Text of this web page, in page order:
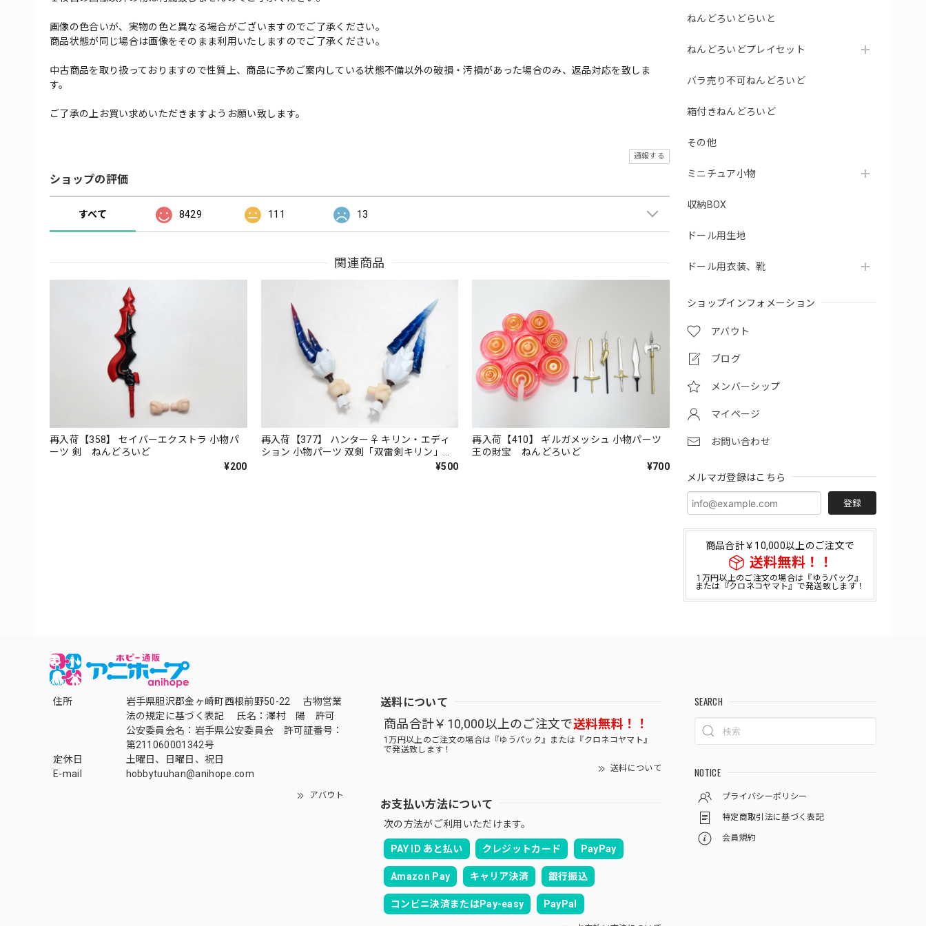
ねんどろいどらいと
ねんどろいどプレイセット
バラ売り不可ねんどろいど
箱付きねんどろいど
その他
ミニチュア小物
収納BOX
ドール用生地
ドール用衣装、靴
ショップインフォメーション
アバウト
ブログ
メンバーシップ
マイページ
お問い合わせ
メルマガ登録はこちら
登録
商品合計￥10,000以上のご注文で
送料無料！！
1万円以上のご注文の場合は『ゆうパック』
または『クロネコヤマト』で発送致します！
画像の色合いが、実物の色と異なる場合がございますのでご了承ください。
商品状態が同じ場合は画像をそのまま利用いたしますのでご了承ください。
中古商品を取り扱っておりますので性質上、商品に予めご案内している状態不備以外の破損・汚損があった場合のみ、返品対応を致しま
す。
ご了承の上お買い求めいただきますようお願い致します。
通報する
ショップの評価
すべて 8429 111 13
関連商品
再入荷【358】 セイバーエクストラ 小物パ
ーツ 剣 ねんどろいど
¥200
再入荷【377】 ハンター♀ キリン・エディ
ション 小物パーツ 双剣「双雷剣キリン」
¥500
再入荷【410】 ギルガメッシュ 小物パーツ
王の財宝 ねんどろいど
¥700
住所
岩手県胆沢郡金ヶ崎町西根前野50-22 古物営業
法の規定に基づく表記 氏名：澤村 陽 許可
公安委員会名：岩手県公安委員会 許可証番号：
第211060001342号
定休日
土曜日、日曜日、祝日
E-mail
hobbytuuhan@anihope.com
アバウト
送料について
商品合計￥10,000以上のご注文で送料無料！！
1万円以上のご注文の場合は『ゆうパック』または『クロネコヤマト』
で発送致します！
送料について
お支払い方法について
次の方法がご利用いただけます。
PAY ID あと払い クレジットカード PayPay
Amazon Pay キャリア決済 銀行振込
コンビニ決済またはPay-easy PayPal
SEARCH
NOTICE
プライバシーポリシー
特定商取引法に基づく表記
会員規約